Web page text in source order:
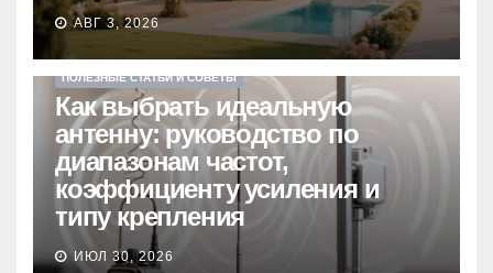
АВГ 3, 2026
ПОЛЕЗНЫЕ СТАТЬИ И СОВЕТЫ
Как выбрать идеальную
антенну: руководство по
диапазонам частот,
коэффициенту усиления и
типу крепления
ИЮЛ 30, 2026